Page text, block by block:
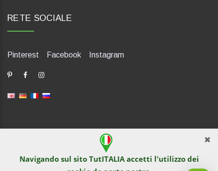
Navigando sul sito TutITALIA accetti l'utilizzo dei
RETE SOCIALE
Pinterest Facebook Instagram
dP Motion Media. Via La Piana 430, 47835 Saludecio (RN), Italia.
Numero REA: RN410802. P.IVA: 04421580400. Tel +39 0541
1480041